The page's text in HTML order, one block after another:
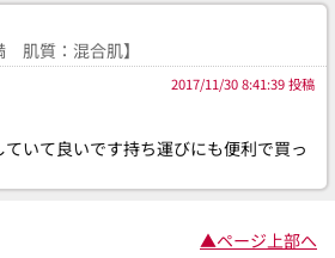
肌質：混合肌】
2017/11/30 8:41:39 投稿
いて良いです持ち運びにも便利で買っ
▲ページ上部へ